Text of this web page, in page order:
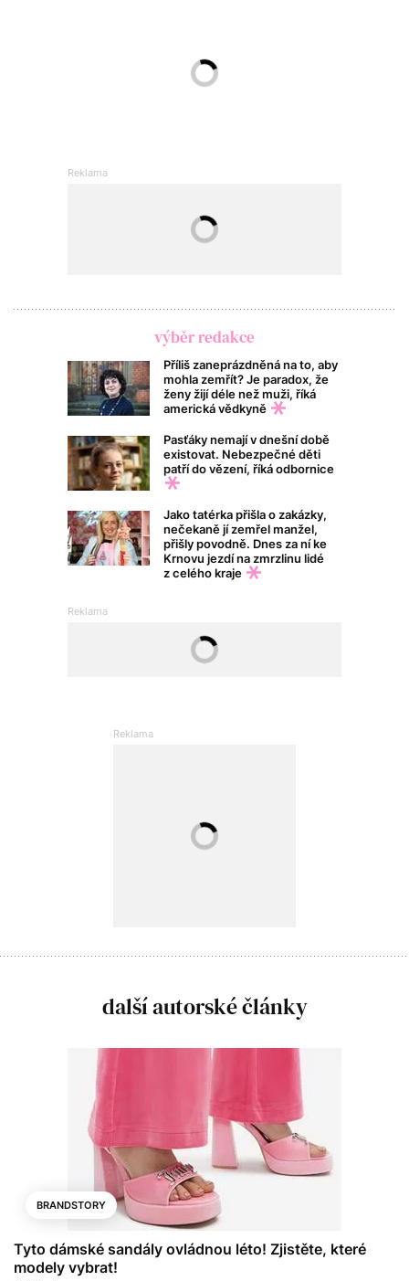
výběr redakce
Příliš zaneprázdněná na to, aby
mohla zemřít? Je paradox, že
ženy žijí déle než muži, říká
americká vědkyně
Pasťáky nemají v dnešní době
existovat. Nebezpečné děti
patří do vězení, říká odbornice
Jako tatérka přišla o zakázky,
nečekaně jí zemřel manžel,
přišly povodně. Dnes za ní ke
Krnovu jezdí na zmrzlinu lidé
z celého kraje
další autorské články
BRANDSTORY
Tyto dámské sandály ovládnou léto! Zjistěte, které
modely vybrat!